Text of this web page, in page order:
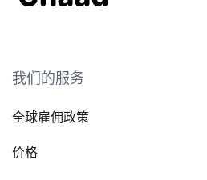
我们的服务
全球雇佣政策
价格